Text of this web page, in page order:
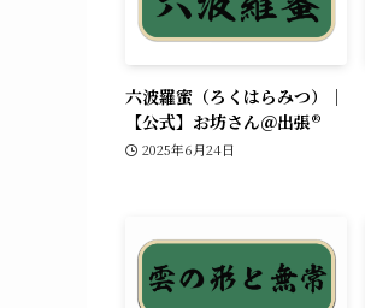
六波羅蜜（ろくはらみつ）｜
【公式】お坊さん＠出張®︎
2025年6月24日